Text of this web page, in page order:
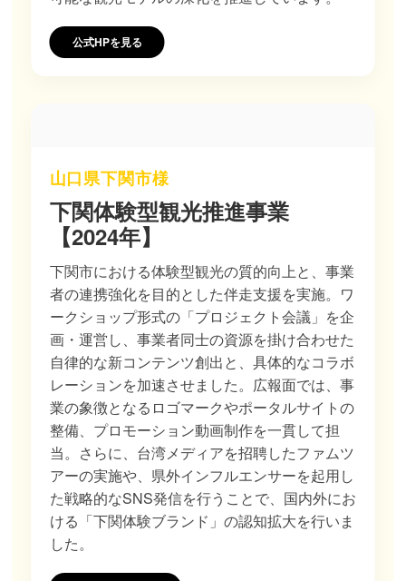
公式HPを見る
山口県下関市様
下関体験型観光推進事業
【2024年】
下関市における体験型観光の質的向上と、事業
者の連携強化を目的とした伴走支援を実施。ワ
ークショップ形式の「プロジェクト会議」を企
画・運営し、事業者同士の資源を掛け合わせた
自律的な新コンテンツ創出と、具体的なコラボ
レーションを加速させました。広報面では、事
業の象徴となるロゴマークやポータルサイトの
整備、プロモーション動画制作を一貫して担
当。さらに、台湾メディアを招聘したファムツ
アーの実施や、県外インフルエンサーを起用し
た戦略的なSNS発信を行うことで、国内外にお
ける「下関体験ブランド」の認知拡大を行いま
した。